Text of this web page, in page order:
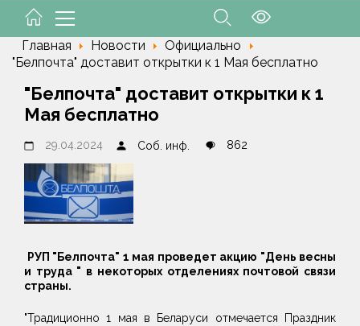
Главная Новости
Официально
"Белпочта" доставит открытки к 1 Мая бесплатно
"Белпочта" доставит открытки к 1
Мая бесплатно
29.04.2024 Соб. инф. 862
РУП "Белпочта" 1 мая проведет акцию "День весны
и труда " в некоторых отделениях почтовой связи
страны.
"Традиционно 1 мая в Беларуси отмечается Праздник